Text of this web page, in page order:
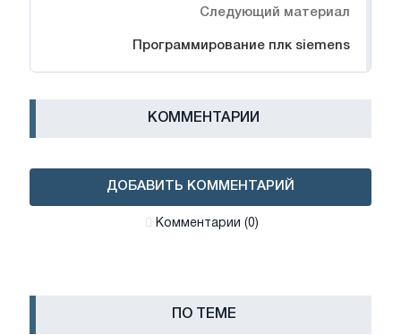
Следующий материал
Программирование плк siemens
КОММЕНТАРИИ
ДОБАВИТЬ КОММЕНТАРИЙ
Комментарии (0)
ПО ТЕМЕ